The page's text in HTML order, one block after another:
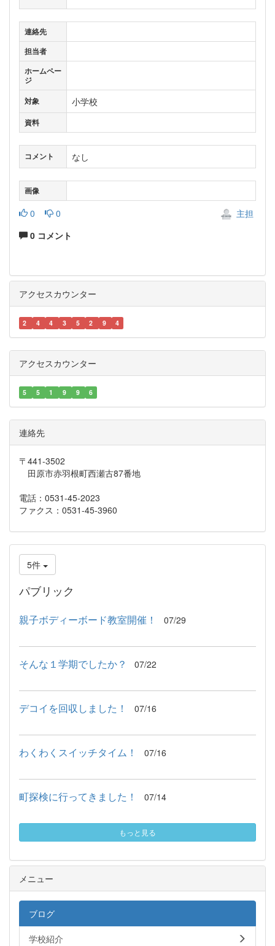
連絡先
担当者
ホームペー
ジ
対象
小学校
資料
コメント なし
画像
0 0
主担
0 コメント
アクセスカウンター
2 4 4 3 5 2 9 4
アクセスカウンター
5 5 1 9 9 6
連絡先
〒441-3502
田原市赤羽根町西瀬古87番地
電話：0531-45-2023
ファクス：0531-45-3960
5件
パブリック
親子ボディーボード教室開催！ 07/29
そんな１学期でしたか？ 07/22
デコイを回収しました！ 07/16
わくわくスイッチタイム！ 07/16
町探検に行ってきました！ 07/14
もっと見る
メニュー
ブログ
学校紹介